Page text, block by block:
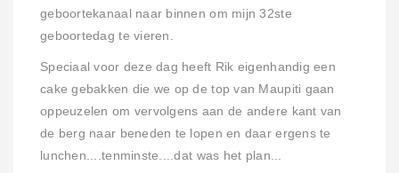
geboortekanaal naar binnen om mijn 32ste
geboortedag te vieren.
Speciaal voor deze dag heeft Rik eigenhandig een
cake gebakken die we op de top van Maupiti gaan
oppeuzelen om vervolgens aan de andere kant van
de berg naar beneden te lopen en daar ergens te
lunchen....tenminste....dat was het plan...